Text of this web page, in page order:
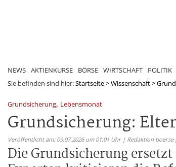
NEWS AKTIENKURSE BÖRSE WIRTSCHAFT POLITIK
Sie befinden sind hier:Startseite>Wissenschaft>
Grundsicherung, Lebensmonat
Grundsicherung:
Veröffentlicht am: 09.07.2026 um 01:01 Uhr | Redaktion
Die Grundsicherung